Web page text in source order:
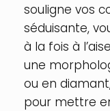
souligne vos
séduisante,
à la fois à
une
ou en
pour mettre